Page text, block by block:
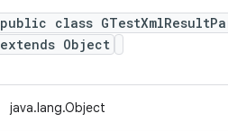
public class
extends Object
java.lang.Object